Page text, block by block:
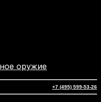
оружие
+7 (495) 599-53-26